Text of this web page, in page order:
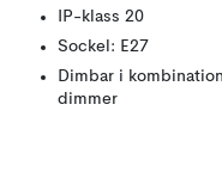
IP-klass 20
Sockel: E27
Dimbar i
dimmer